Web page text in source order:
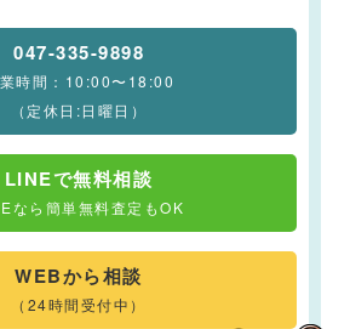
047-335-9898
時間：10:00〜18:00
（定休日:日曜日）
LINEで無料相談
なら簡単無料査定もOK
WEBから相談
（24時間受付中）